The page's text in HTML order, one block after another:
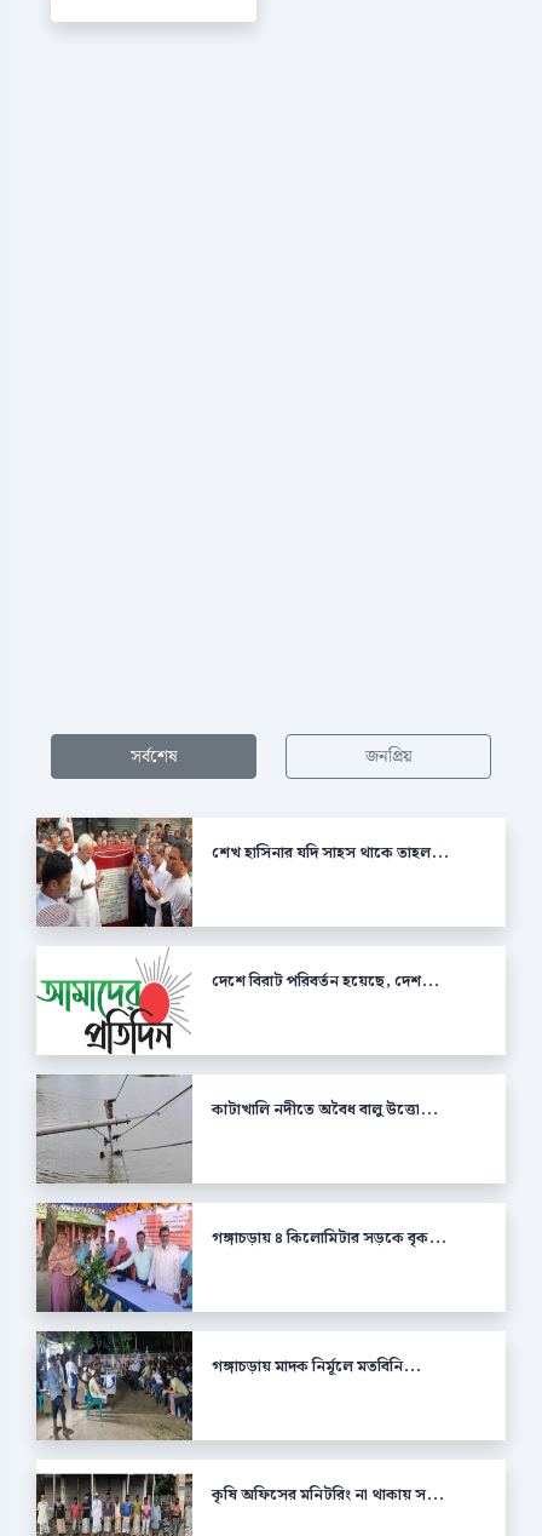
সর্বশেষ জনপ্রিয়
শেখ হাসিনার যদি সাহস থাকে তাহল...
দেশে বিরাট পরিবর্তন হয়েছে, দেশ...
কাটাখালি নদীতে অবৈধ বালু উত্তো...
গঙ্গাচড়ায় ৪ কিলোমিটার সড়কে বৃক...
গঙ্গাচড়ায় মাদক নির্মূলে মতবিনি...
কৃষি অফিসের মনিটরিং না থাকায় স...